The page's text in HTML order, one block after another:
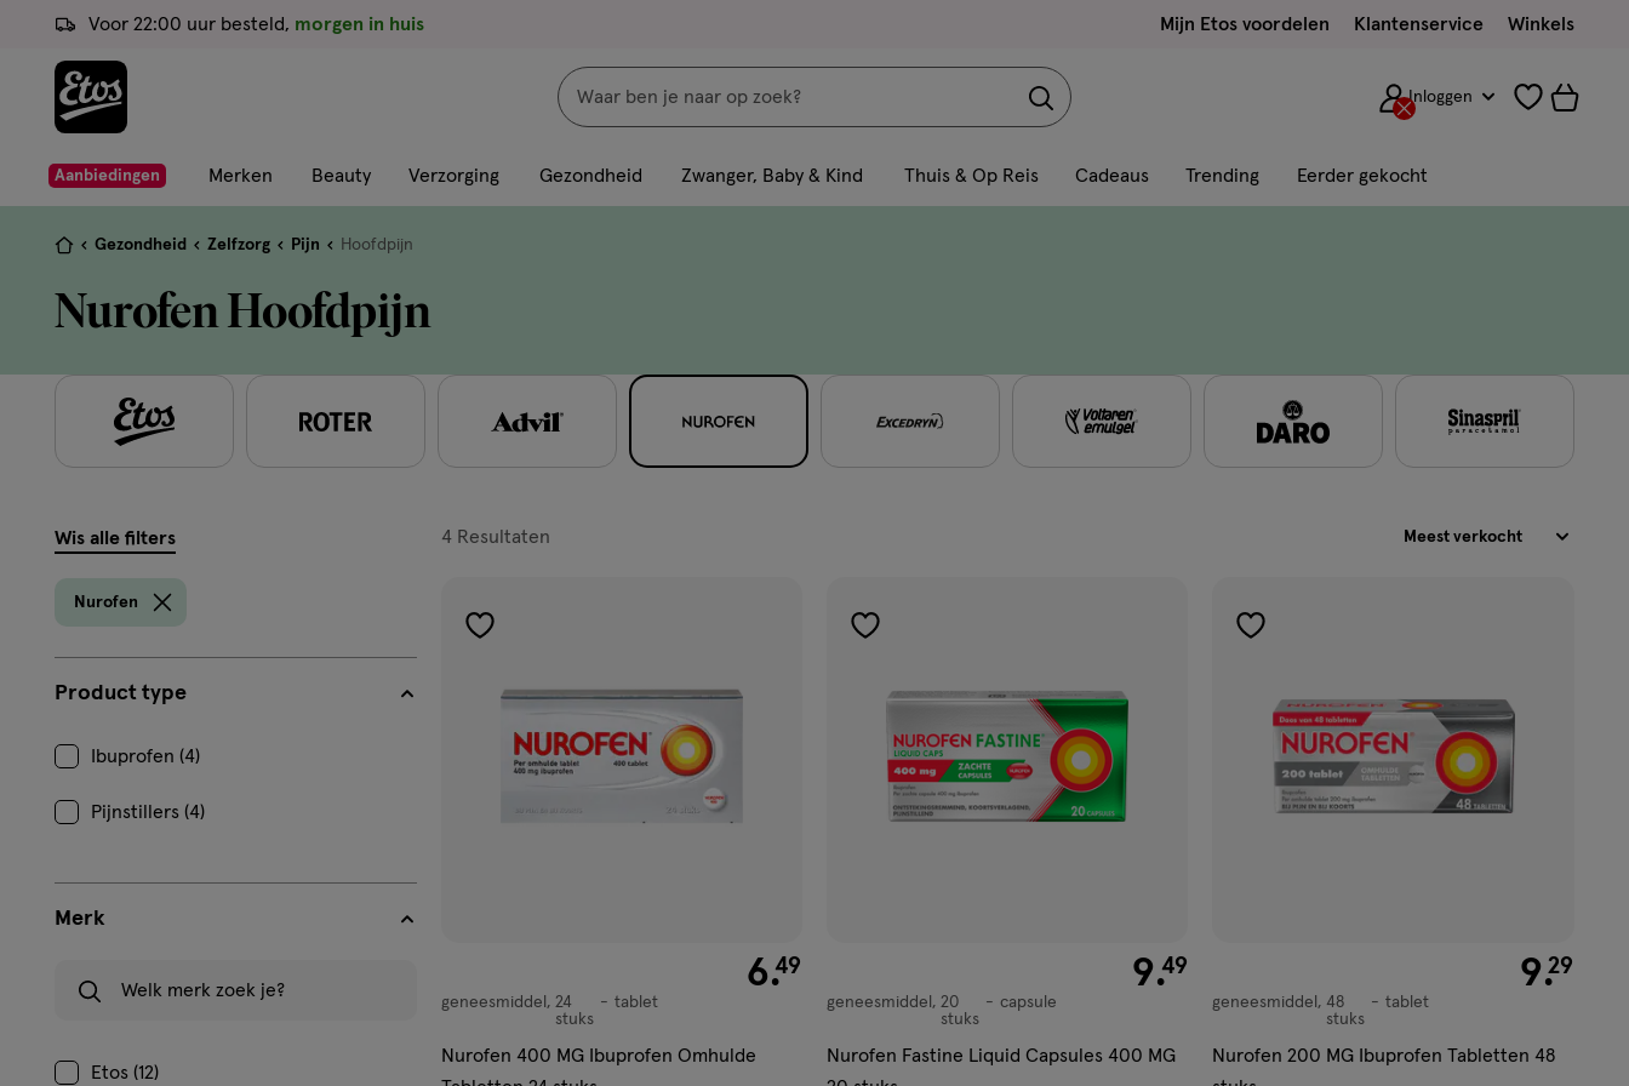
ga
de
hoofd
ga
naar
de
ga
naar
footer
Voor 22:00 uur besteld, morgen in huis Mijn Etos voordelen Klantenservice Winkels
Zoeken
met
dit
zoekopties
Inloggen
Aanbiedingen Merken Beauty Verzorging Gezondheid Zwanger, Baby & Kind Thuis & Op Reis Cadeaus Trending Eerder gekocht
Je
hier:
Gezondheid Zelfzorg Pijn Hoofdpijn
Nurofen Hoofdpijn
filters
Wis alle filters
Nurofen
Product type
Ibuprofen (4)
Pijnstillers (4)
Merk
Etos (12)
4Resultaten
producten
toevoegen
verlanglijst
€ 6.49
6.49
geneesmiddel,
geneesmiddel
24
stuks
tablet
Nurofen 400 MG Ibuprofen Omhulde
toevoegen
verlanglijst
€ 9.49
9.49
geneesmiddel,
geneesmiddel
20
stuks
capsule
Nurofen Fastine Liquid Capsules 400 MG
toevoegen
verlanglijst
€ 9.29
9.29
geneesmiddel,
geneesmiddel
48
stuks
tablet
Nurofen 200 MG Ibuprofen Tabletten 48